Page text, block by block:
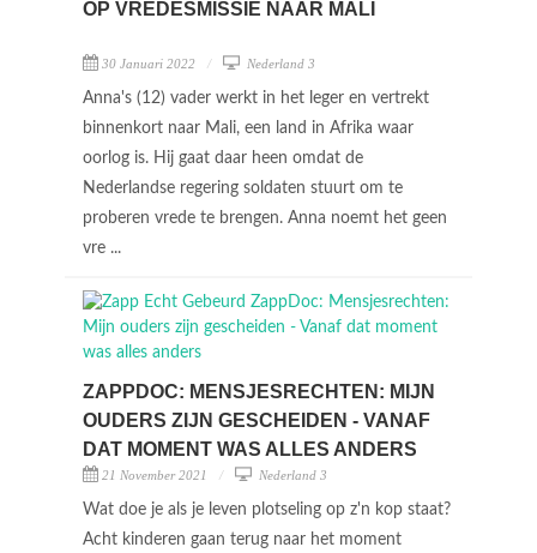
OP VREDESMISSIE NAAR MALI
30 Januari 2022 Nederland 3
Anna's (12) vader werkt in het leger en vertrekt
binnenkort naar Mali, een land in Afrika waar
oorlog is. Hij gaat daar heen omdat de
Nederlandse regering soldaten stuurt om te
proberen vrede te brengen. Anna noemt het geen
vre ...
ZAPPDOC: MENSJESRECHTEN: MIJN
OUDERS ZIJN GESCHEIDEN - VANAF
DAT MOMENT WAS ALLES ANDERS
21 November 2021 Nederland 3
Wat doe je als je leven plotseling op z'n kop staat?
Acht kinderen gaan terug naar het moment